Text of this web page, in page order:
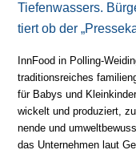
Tiefen­wassers.
tiert ob der
InnFood in Polling-
traditionsreiches
für Babys und
wi­ckelt und pro­du­ziert,
nen­de und
das Un­ter­neh­men laut